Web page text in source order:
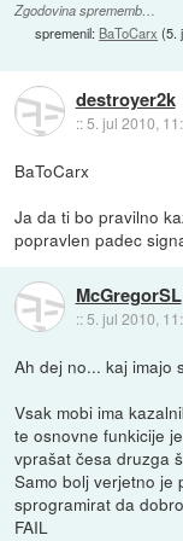
Zgodovina sprememb…
spremenil: BaToCarx (5.
destroyer2k
::5. jul 2010,
BaToCarx
Ja da ti bo pravilno
popravlen padec
McGregorSL
:: 5. jul 2010,
Ah dej no... kaj imajo
Vsak mobi ima
te osnovne funkicije
vprašat česa druzga
Samo bolj verjetno je
sprogramirat da
FAIL